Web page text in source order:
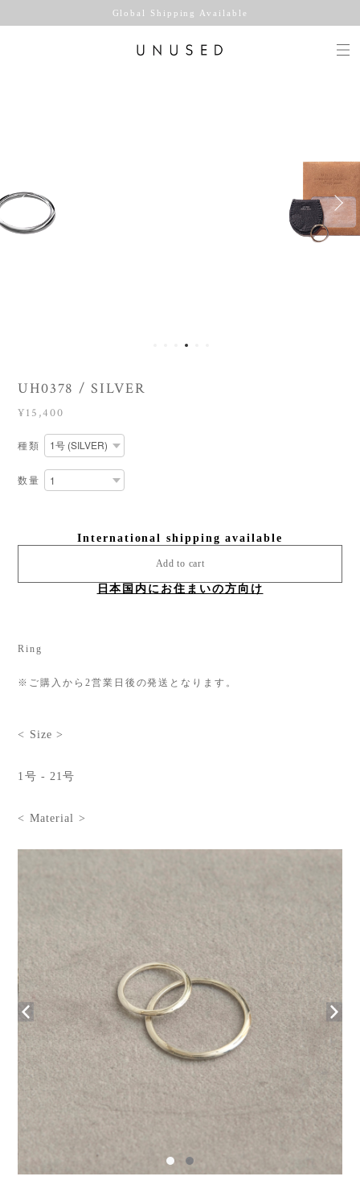
Global Shipping Available
UH0378 / SILVER
¥15,400
種類
数量
International shipping available
Add to cart
日本国内にお住まいの方向け
Ring
※ご購入から2営業日後の発送となります。
< Size >
1号 - 21号
< Material >